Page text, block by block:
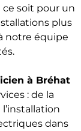
ce soit pour un
plus
notre équipe
à Bréhat
: de la
dans